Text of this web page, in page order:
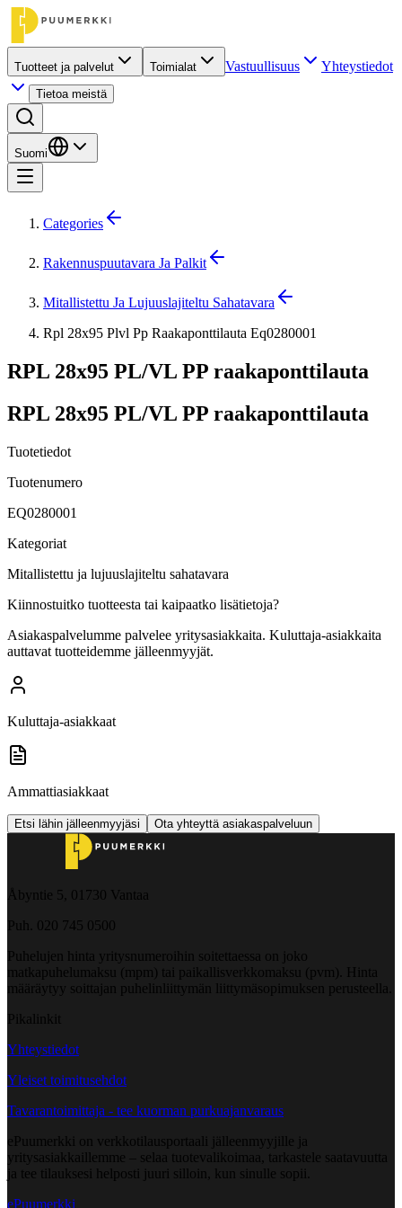
Tuotteet ja palvelut Toimialat Vastuullisuus Yhteystiedot
Tietoa meistä
Suomi
Categories
Rakennuspuutavara Ja Palkit
Mitallistettu Ja Lujuuslajiteltu Sahatavara
Rpl 28x95 Plvl Pp Raakaponttilauta Eq0280001
RPL 28x95 PL/VL PP raakaponttilauta
RPL 28x95 PL/VL PP raakaponttilauta
Tuotetiedot
Tuotenumero
EQ0280001
Kategoriat
Mitallistettu ja lujuuslajiteltu sahatavara
Kiinnostuitko tuotteesta tai kaipaatko lisätietoja?
Asiakaspalvelumme palvelee yritysasiakkaita. Kuluttaja-asiakkaita
auttavat tuotteidemme jälleenmyyjät.
Kuluttaja-asiakkaat
Ammattiasiakkaat
Etsi lähin jälleenmyyjäsi Ota yhteyttä asiakaspalveluun
Åbyntie 5, 01730 Vantaa
Puh. 020 745 0500
Puhelujen hinta yritysnumeroihin soitettaessa on joko
matkapuhelumaksu (mpm) tai paikallisverkkomaksu (pvm). Hinta
määräytyy soittajan puhelinliittymän liittymäsopimuksen perusteella.
Pikalinkit
Yhteystiedot
Yleiset toimitusehdot
Tavarantoimittaja - tee kuorman purkuajanvaraus
ePuumerkki on verkkotilausportaali jälleenmyyjille ja
yritysasiakkaillemme – selaa tuotevalikoimaa, tarkastele saatavuutta
ja tee tilauksesi helposti juuri silloin, kun sinulle sopii.
ePuumerkki